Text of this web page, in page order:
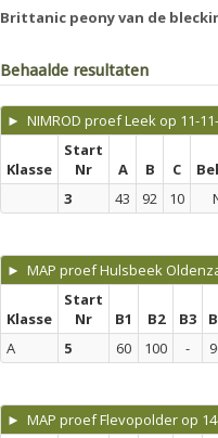
Brittanic peony van de
Behaalde resultaten
► NIMROD proef Leek op 11-
Klasse
Start
Nr
A B C
3
43 92 10
► MAP proef Hulsbeek
Klasse
Start
Nr
B1 B2 B3
A
5 60 100 -
► MAP proef Flevopolder op